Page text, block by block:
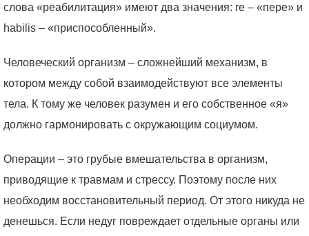
слова «реабилитация» имеют два значения: re – «пере» и
habilis – «приспособленный».
Человеческий организм – сложнейший механизм, в
котором между собой взаимодействуют все элементы
тела. К тому же человек разумен и его собственное «я»
должно гармонировать с окружающим социумом.
Операции – это грубые вмешательства в организм,
приводящие к травмам и стрессу. Поэтому после них
необходим восстановительный период. От этого никуда не
денешься. Если недуг повреждает отдельные органы или